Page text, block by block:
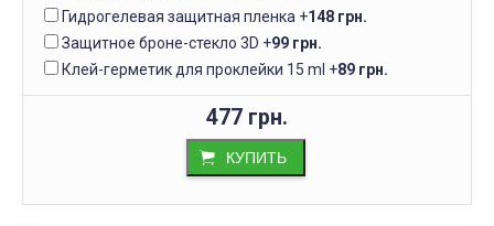
Гидрогелевая защитная пленка +148 грн.
Защитное броне-стекло 3D +99 грн.
Клей-герметик для проклейки 15 ml +89 грн.
477 грн.
КУПИТЬ